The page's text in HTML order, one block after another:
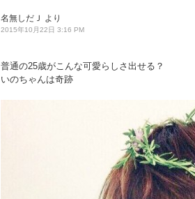
名無しだＪ より
2015年10月22日 3:16 PM
普通の25歳がこんな可愛らしさ出せる？
いのちゃんは奇跡